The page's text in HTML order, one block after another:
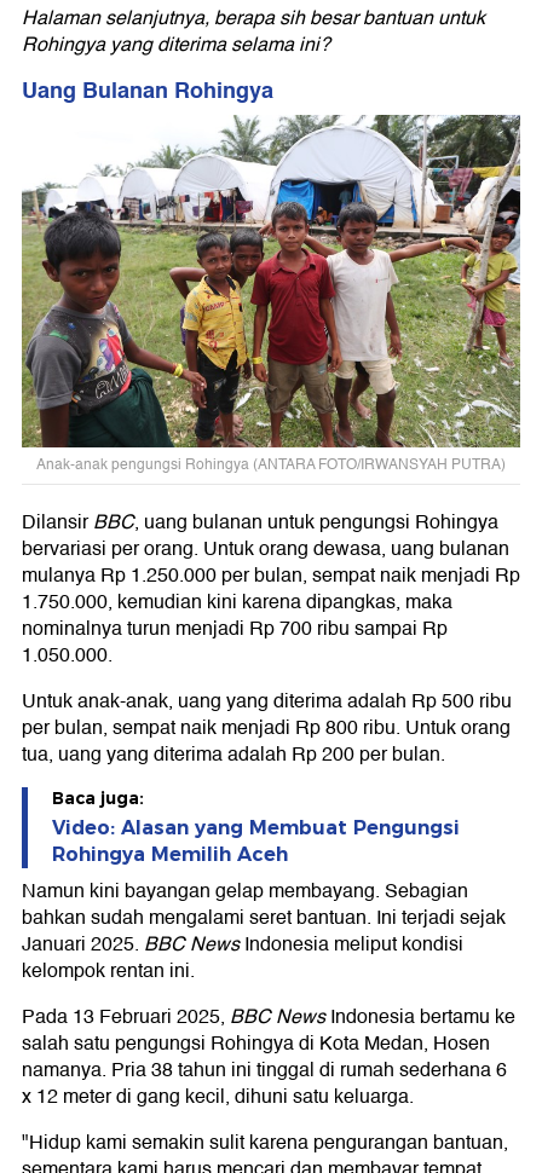
Halaman selanjutnya, berapa sih besar bantuan untuk
Rohingya yang diterima selama ini?
Uang Bulanan Rohingya
Anak-anak pengungsi Rohingya (ANTARA FOTO/IRWANSYAH PUTRA)
DilansirBBC, uang bulanan untuk pengungsi Rohingya
bervariasi per orang. Untuk orang dewasa, uang bulanan
mulanya Rp 1.250.000 per bulan, sempat naik menjadi Rp
1.750.000, kemudian kini karena dipangkas, maka
nominalnya turun menjadi Rp 700 ribu sampai Rp
1.050.000.
Untuk anak-anak, uang yang diterima adalah Rp 500 ribu
per bulan, sempat naik menjadi Rp 800 ribu. Untuk orang
tua, uang yang diterima adalah Rp 200 per bulan.
Baca juga:
Video: Alasan yang Membuat Pengungsi
Rohingya Memilih Aceh
Namun kini bayangan gelap membayang. Sebagian
bahkan sudah mengalami seret bantuan. Ini terjadi sejak
Januari 2025. BBC NewsIndonesia meliput kondisi
kelompok rentan ini.
Pada 13 Februari 2025, BBC NewsIndonesia bertamu ke
salah satu pengungsi Rohingya di Kota Medan, Hosen
namanya. Pria 38 tahun ini tinggal di rumah sederhana 6
x 12 meter di gang kecil, dihuni satu keluarga.
"Hidup kami semakin sulit karena pengurangan bantuan,